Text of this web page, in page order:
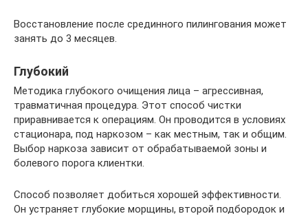
Восстановление после срединного пилингования может
занять до 3 месяцев.
Глубокий
Методика глубокого очищения лица – агрессивная,
травматичная процедура. Этот способ чистки
приравнивается к операциям. Он проводится в условиях
стационара, под наркозом – как местным, так и общим.
Выбор наркоза зависит от обрабатываемой зоны и
болевого порога клиентки.
Способ позволяет добиться хорошей эффективности.
Он устраняет глубокие морщины, второй подбородок и